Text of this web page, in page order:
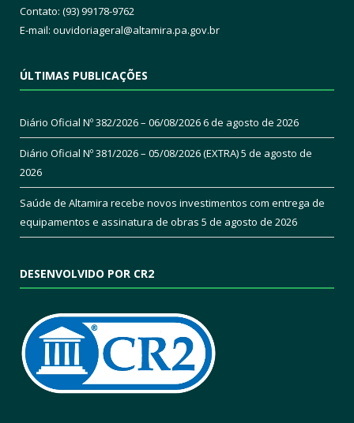
Contato: (93) 99178-9762
E-mail: ouvidoriageral@altamira.pa.gov.br
ÚLTIMAS PUBLICAÇÕES
Diário Oficial Nº 382/2026 – 06/08/20266 de agosto de 2026
Diário Oficial Nº 381/2026 – 05/08/2026 (EXTRA)5 de agosto de
2026
Saúde de Altamira recebe novos investimentos com entrega de
equipamentos e assinatura de obras 5 de agosto de 2026
DESENVOLVIDO POR CR2